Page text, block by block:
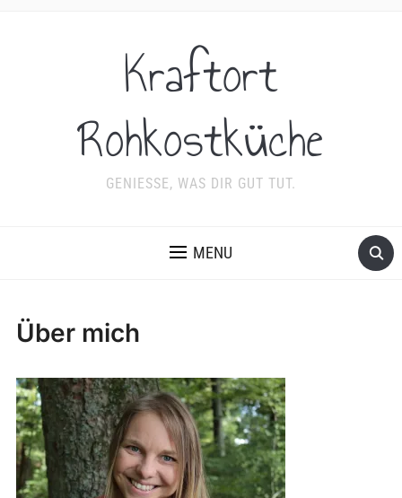
Kraftort
Rohkostküche
GENIESSE, WAS DIR GUT TUT.
MENU
Über mich